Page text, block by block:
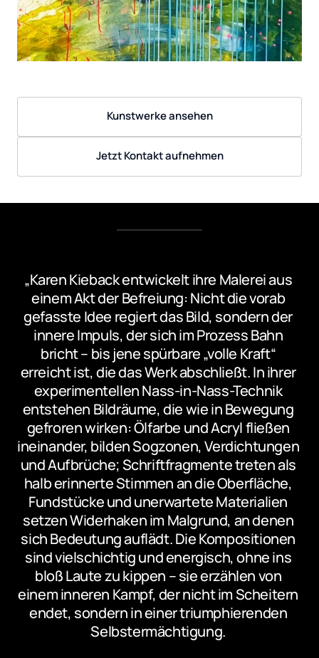
Kunstwerke ansehen
Jetzt Kontakt aufnehmen
„Karen Kieback entwickelt ihre Malerei aus
einem Akt der Befreiung: Nicht die vorab
gefasste Idee regiert das Bild, sondern der
innere Impuls, der sich im Prozess Bahn
bricht – bis jene spürbare „volle Kraft“
erreicht ist, die das Werk abschließt. In ihrer
experimentellen Nass-in-Nass-Technik
entstehen Bildräume, die wie in Bewegung
gefroren wirken: Ölfarbe und Acryl fließen
ineinander, bilden Sogzonen, Verdichtungen
und Aufbrüche; Schriftfragmente treten als
halb erinnerte Stimmen an die Oberfläche,
Fundstücke und unerwartete Materialien
setzen Widerhaken im Malgrund, an denen
sich Bedeutung auflädt. Die Kompositionen
sind vielschichtig und energisch, ohne ins
bloß Laute zu kippen – sie erzählen von
einem inneren Kampf, der nicht im Scheitern
endet, sondern in einer triumphierenden
Selbstermächtigung.